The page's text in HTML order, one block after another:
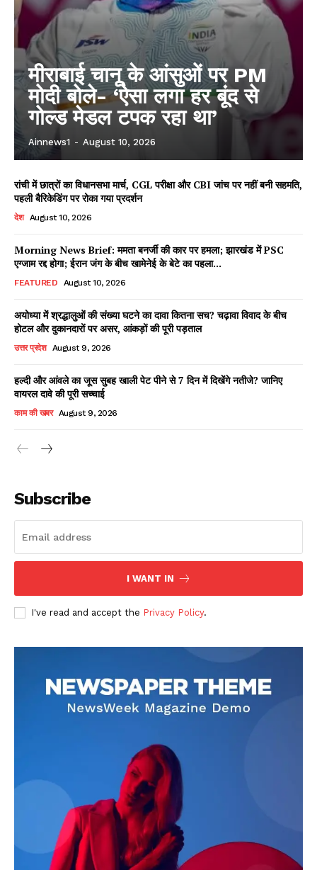
Facebook
X WhatsApp
Share
Read Latest News on AIN
NEWS 1 App
AIN NEWS 1
Contact Us
Privacy Policy
Terms of Use Agreement
मीराबाई चानू के आंसुओं पर PM
मोदी बोले- ‘ऐसा लगा हर बूंद से
गोल्ड मेडल टपक रहा था’
Ainnews1 - August 10, 2026
रांची में छात्रों का विधानसभा मार्च, CGL परीक्षा और CBI जांच पर नहीं बनी सहमति,
पहली बैरिकेडिंग पर रोका गया प्रदर्शन
देश August 10, 2026
Morning News Brief: ममता बनर्जी की कार पर हमला; झारखंड में PSC
एग्जाम रद्द होगा; ईरान जंग के बीच खामेनेई के बेटे का पहला...
FEATURED August 10, 2026
अयोध्या में श्रद्धालुओं की संख्या घटने का दावा कितना सच? चढ़ावा विवाद के बीच
होटल और दुकानदारों पर असर, आंकड़ों की पूरी पड़ताल
उत्तर प्रदेश August 9, 2026
हल्दी और आंवले का जूस सुबह खाली पेट पीने से 7 दिन में दिखेंगे नतीजे? जानिए
वायरल दावे की पूरी सच्चाई
काम की खबर August 9, 2026
Subscribe
I WANT IN
I've read and accept the Privacy Policy.